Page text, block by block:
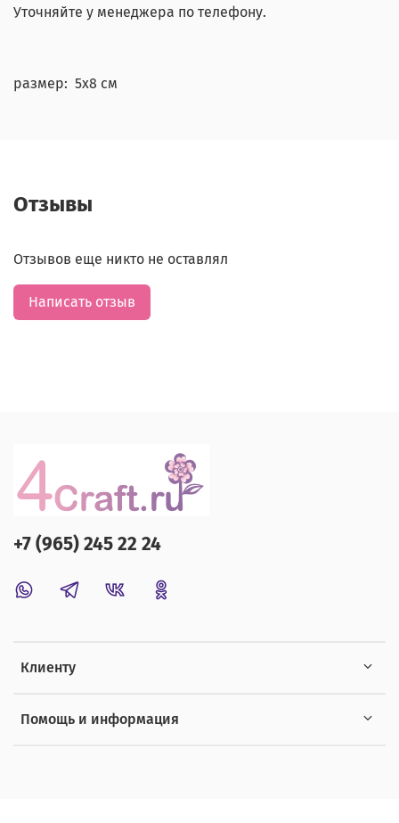
Уточняйте у менеджера по телефону.
размер: 5х8 см
Отзывы
Отзывов еще никто не оставлял
Написать отзыв
Клиенту
Помощь и информация
+7 (965) 245 22 24